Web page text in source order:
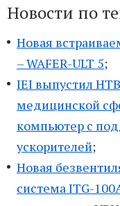
Новости по
Новая
– WAFER-ULT 5;
IEI выпустил
медицинской
компьютер с
ускорителей;
Новая
система ITG-